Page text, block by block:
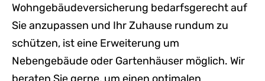
Wohngebäudeversicherung bedarfsgerecht auf
Sie anzupassen und Ihr Zuhause rundum zu
schützen, ist eine Erweiterung um
Nebengebäude oder Gartenhäuser möglich. Wir